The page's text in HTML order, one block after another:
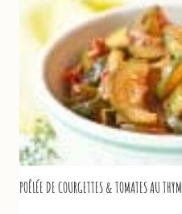
POÊLÉE DE COURGETTES & TOMATES AU THYM